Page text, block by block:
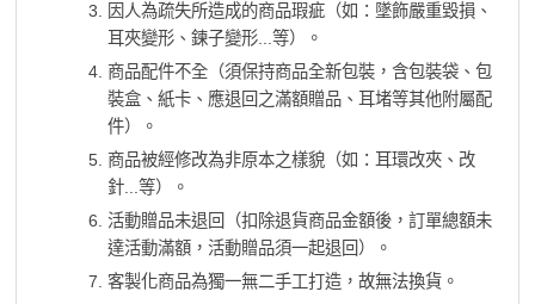
因人為疏失所造成的商品瑕疵（如：墜飾嚴重毀損、
耳夾變形、鍊子變形...等）。
商品配件不全（須保持商品全新包裝，含包裝袋、包
裝盒、紙卡、應退回之滿額贈品、耳堵等其他附屬配
件）。
商品被經修改為非原本之樣貌（如：耳環改夾、改
針...等）。
活動贈品未退回（扣除退貨商品金額後，訂單總額未
達活動滿額，活動贈品須一起退回）。
客製化商品為獨一無二手工打造，故無法換貨。